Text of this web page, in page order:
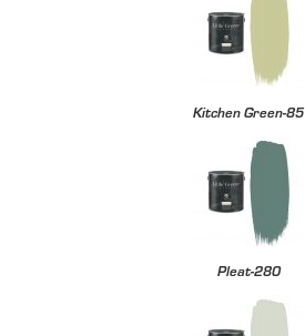
Kitchen Green-85
Pleat-280